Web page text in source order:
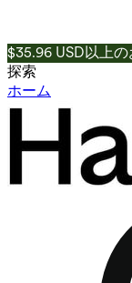
$35.96 USD以上
探索
ホーム